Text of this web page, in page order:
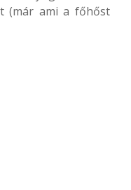
(már ami a főhőst